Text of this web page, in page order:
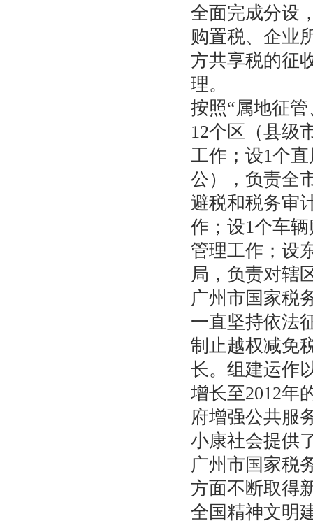
全面完成分设
购置税、企业
方共享税的征
理。
按照“属地征
12个区（县级
工作；设1个
公），负责全
避税和税务审
作；设1个车
管理工作；设
局，负责对辖
广州市国家税
一直坚持依法
制止越权减免
长。组建运作
增长至2012年
府增强公共服
小康社会提供
广州市国家税
方面不断取得
全国精神文明